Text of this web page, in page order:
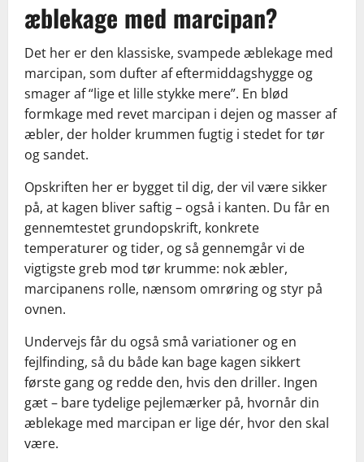
æblekage med marcipan?
Det her er den klassiske, svampede æblekage med
marcipan, som dufter af eftermiddagshygge og
smager af “lige et lille stykke mere”. En blød
formkage med revet marcipan i dejen og masser af
æbler, der holder krummen fugtig i stedet for tør
og sandet.
Opskriften her er bygget til dig, der vil være sikker
på, at kagen bliver saftig – også i kanten. Du får en
gennemtestet grundopskrift, konkrete
temperaturer og tider, og så gennemgår vi de
vigtigste greb mod tør krumme: nok æbler,
marcipanens rolle, nænsom omrøring og styr på
ovnen.
Undervejs får du også små variationer og en
fejlfinding, så du både kan bage kagen sikkert
første gang og redde den, hvis den driller. Ingen
gæt – bare tydelige pejlemærker på, hvornår din
æblekage med marcipan er lige dér, hvor den skal
være.